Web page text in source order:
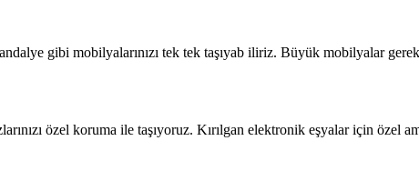
gibi mobilyalarınızı tek tek taşıyab iliriz. Büyük mobilyalar
özel koruma ile taşıyoruz. Kırılgan elektronik eşyalar için özel